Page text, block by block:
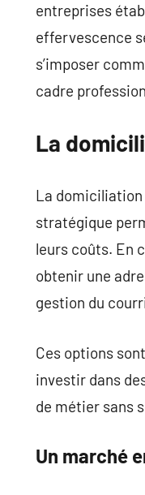
entreprises
effervescence
s’imposer
cadre
La
La domiciliation
stratégique
leurs coûts. En
obtenir une
gestion du
Ces options
investir dans
de métier sans
Un marché